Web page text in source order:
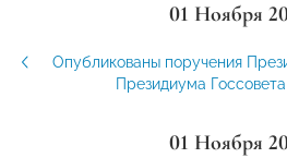
01 Ноября
Опубликованы поручения
Президиума
01 Ноября